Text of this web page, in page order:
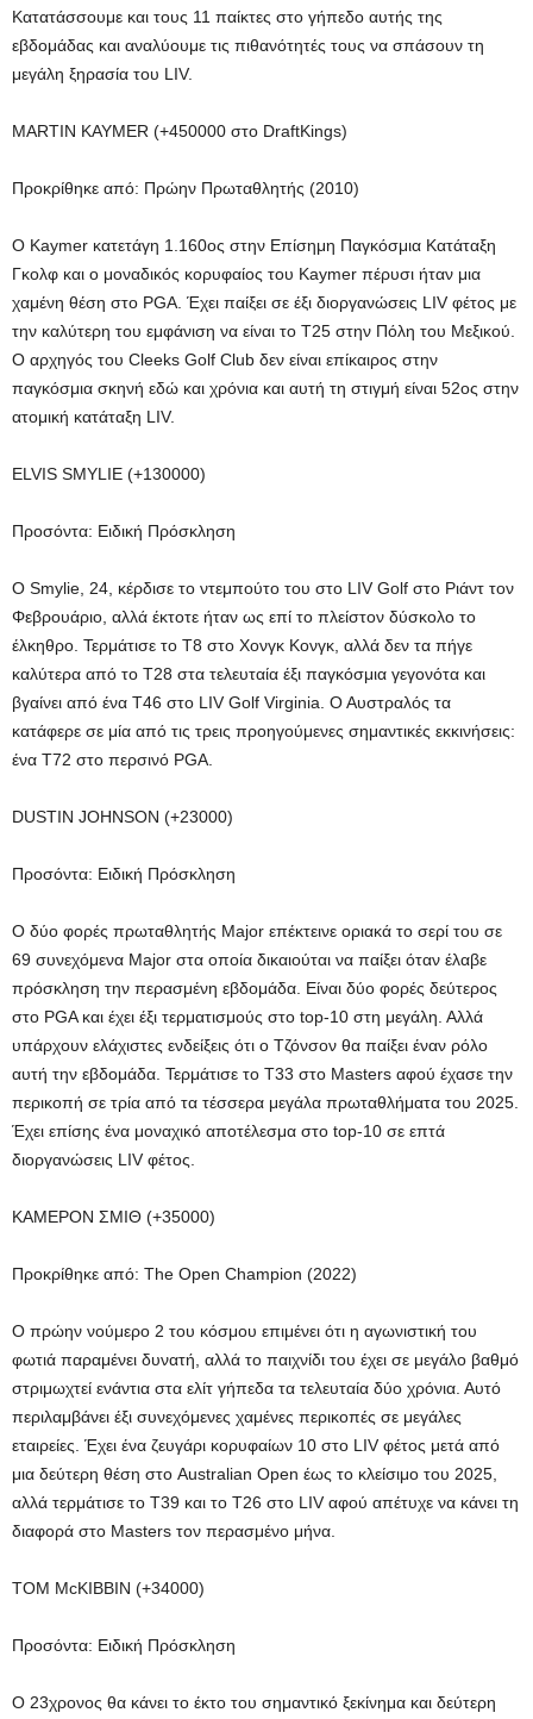
Κατατάσσουμε και τους 11 παίκτες στο γήπεδο αυτής της
εβδομάδας και αναλύουμε τις πιθανότητές τους να σπάσουν τη
μεγάλη ξηρασία του LIV.
MARTIN KAYMER (+450000 στο DraftKings)
Προκρίθηκε από: Πρώην Πρωταθλητής (2010)
Ο Kaymer κατετάγη 1.160ος στην Επίσημη Παγκόσμια Κατάταξη
Γκολφ και ο μοναδικός κορυφαίος του Kaymer πέρυσι ήταν μια
χαμένη θέση στο PGA. Έχει παίξει σε έξι διοργανώσεις LIV φέτος με
την καλύτερη του εμφάνιση να είναι το T25 στην Πόλη του Μεξικού.
Ο αρχηγός του Cleeks Golf Club δεν είναι επίκαιρος στην
παγκόσμια σκηνή εδώ και χρόνια και αυτή τη στιγμή είναι 52ος στην
ατομική κατάταξη LIV.
ELVIS SMYLIE (+130000)
Προσόντα: Ειδική Πρόσκληση
Ο Smylie, 24, κέρδισε το ντεμπούτο του στο LIV Golf στο Ριάντ τον
Φεβρουάριο, αλλά έκτοτε ήταν ως επί το πλείστον δύσκολο το
έλκηθρο. Τερμάτισε το T8 στο Χονγκ Κονγκ, αλλά δεν τα πήγε
καλύτερα από το T28 στα τελευταία έξι παγκόσμια γεγονότα και
βγαίνει από ένα T46 στο LIV Golf Virginia. Ο Αυστραλός τα
κατάφερε σε μία από τις τρεις προηγούμενες σημαντικές εκκινήσεις:
ένα T72 στο περσινό PGA.
DUSTIN JOHNSON (+23000)
Προσόντα: Ειδική Πρόσκληση
Ο δύο φορές πρωταθλητής Major επέκτεινε οριακά το σερί του σε
69 συνεχόμενα Major στα οποία δικαιούται να παίξει όταν έλαβε
πρόσκληση την περασμένη εβδομάδα. Είναι δύο φορές δεύτερος
στο PGA και έχει έξι τερματισμούς στο top-10 στη μεγάλη. Αλλά
υπάρχουν ελάχιστες ενδείξεις ότι ο Τζόνσον θα παίξει έναν ρόλο
αυτή την εβδομάδα. Τερμάτισε το T33 στο Masters αφού έχασε την
περικοπή σε τρία από τα τέσσερα μεγάλα πρωταθλήματα του 2025.
Έχει επίσης ένα μοναχικό αποτέλεσμα στο top-10 σε επτά
διοργανώσεις LIV φέτος.
ΚΑΜΕΡΟΝ ΣΜΙΘ (+35000)
Προκρίθηκε από: The Open Champion (2022)
Ο πρώην νούμερο 2 του κόσμου επιμένει ότι η αγωνιστική του
φωτιά παραμένει δυνατή, αλλά το παιχνίδι του έχει σε μεγάλο βαθμό
στριμωχτεί ενάντια στα ελίτ γήπεδα τα τελευταία δύο χρόνια. Αυτό
περιλαμβάνει έξι συνεχόμενες χαμένες περικοπές σε μεγάλες
εταιρείες. Έχει ένα ζευγάρι κορυφαίων 10 στο LIV φέτος μετά από
μια δεύτερη θέση στο Australian Open έως το κλείσιμο του 2025,
αλλά τερμάτισε το T39 και το T26 στο LIV αφού απέτυχε να κάνει τη
διαφορά στο Masters τον περασμένο μήνα.
TOM McKIBBIN (+34000)
Προσόντα: Ειδική Πρόσκληση
Ο 23χρονος θα κάνει το έκτο του σημαντικό ξεκίνημα και δεύτερη